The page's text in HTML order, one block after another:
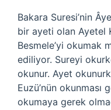
Bakara Suresi’nin
bir ayeti olan Ayetel
Besmele’yi okumak
ediliyor. Sureyi
okunur. Ayet
Euzü’nün okunması
okumaya gerek